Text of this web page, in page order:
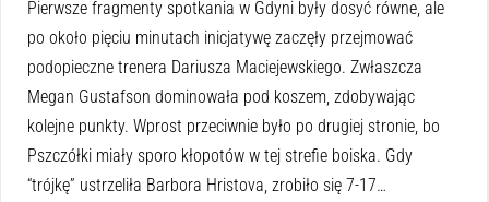
Pierwsze fragmenty spotkania w Gdyni były dosyć równe, ale
po około pięciu minutach inicjatywę zaczęły przejmować
podopieczne trenera Dariusza Maciejewskiego. Zwłaszcza
Megan Gustafson dominowała pod koszem, zdobywając
kolejne punkty. Wprost przeciwnie było po drugiej stronie, bo
Pszczółki miały sporo kłopotów w tej strefie boiska. Gdy
“trójkę” ustrzeliła Barbora Hristova, zrobiło się 7-17…